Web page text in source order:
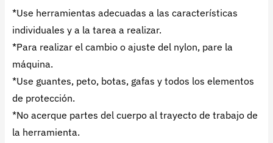
*Use herramientas adecuadas a las características
individuales y a la tarea a realizar.
*Para realizar el cambio o ajuste del nylon, pare la
máquina.
*Use guantes, peto, botas, gafas y todos los elementos
de protección.
*No acerque partes del cuerpo al trayecto de trabajo de
la herramienta.